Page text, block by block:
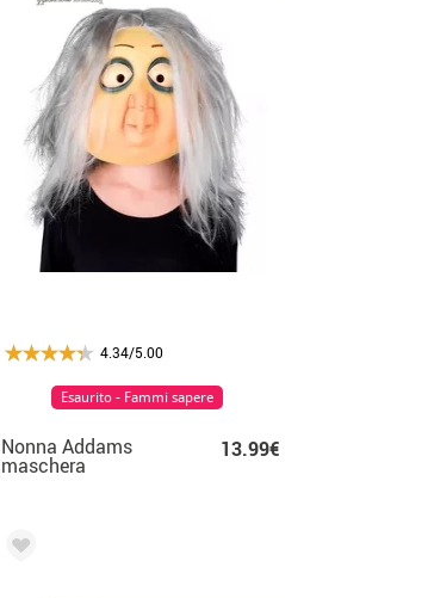
4.34/5.00
Nonna Addams
maschera
13.99€
Esaurito - Fammi sapere